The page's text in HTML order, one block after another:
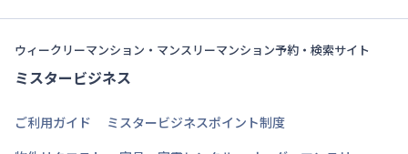
ウィークリーマンション・マンスリーマンション予約・検索サイト
ミスタービジネス
ご利用ガイド
ミスタービジネスポイント制度